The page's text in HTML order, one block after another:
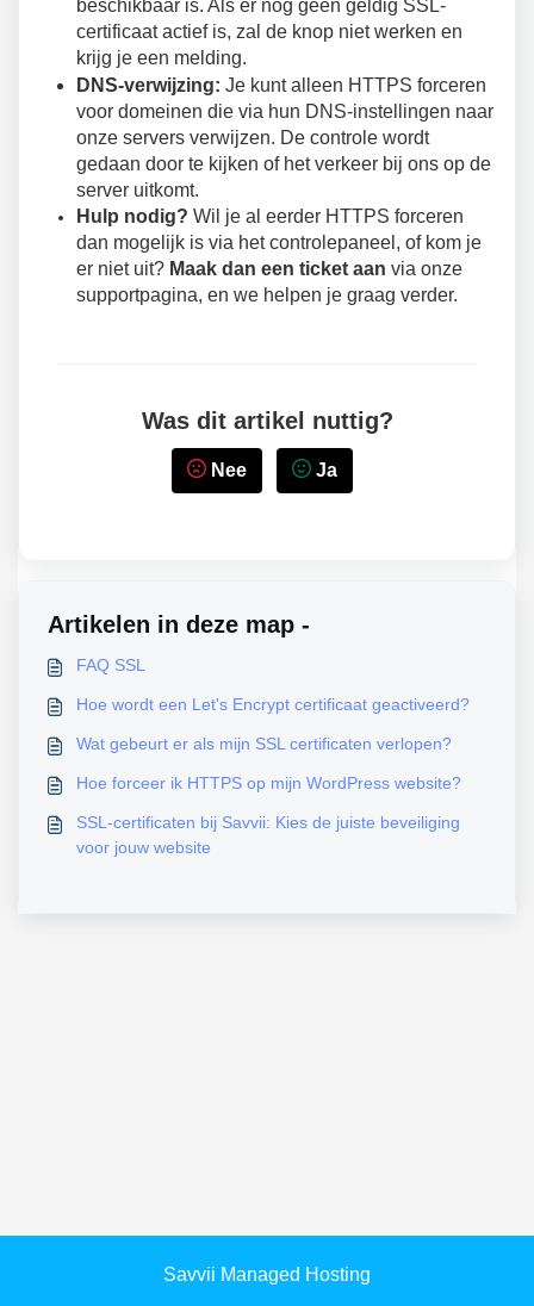
beschikbaar is. Als er nog geen geldig SSL-
certificaat actief is, zal de knop niet werken en
krijg je een melding.
DNS-verwijzing: Je kunt alleen HTTPS forceren
voor domeinen die via hun DNS-instellingen naar
onze servers verwijzen. De controle wordt
gedaan door te kijken of het verkeer bij ons op de
server uitkomt.
Hulp nodig? Wil je al eerder HTTPS forceren
dan mogelijk is via het controlepaneel, of kom je
er niet uit? Maak dan een ticket aan via onze
supportpagina, en we helpen je graag verder.
Was dit artikel nuttig?
Nee Ja
Artikelen in deze map -
FAQ SSL
Hoe wordt een Let's Encrypt certificaat geactiveerd?
Wat gebeurt er als mijn SSL certificaten verlopen?
Hoe forceer ik HTTPS op mijn WordPress website?
SSL-certificaten bij Savvii: Kies de juiste beveiliging
voor jouw website
Savvii Managed Hosting